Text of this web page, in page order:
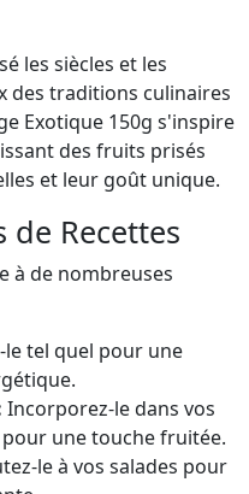
les siècles et les
des traditions culinaires
Exotique 150g s'inspire
des fruits prisés
et leur goût unique.
Recettes
à de nombreuses
le tel quel pour une
Incorporez-le dans vos
une touche fruitée.
le à vos salades pour